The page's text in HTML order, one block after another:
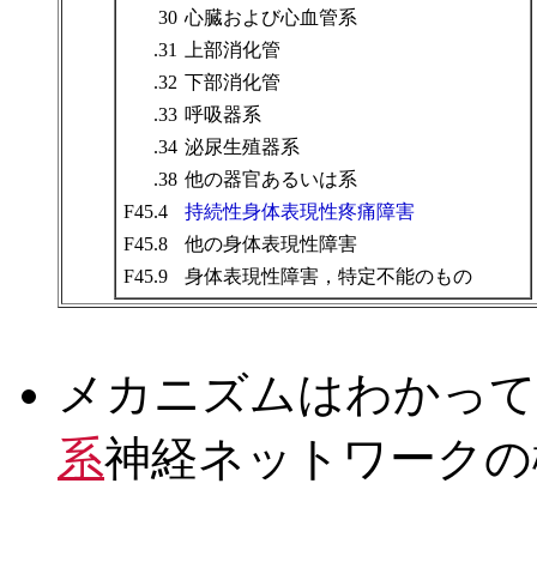
30 心臓および心血管系
.31
上部消化管
.32 下部消化管
.33 呼吸器系
.34 泌尿生殖器系
.38 他の器官あるいは系
F45.4
持続性身体表現性疼痛障害
F45.8
他の身体表現性障害
F45.9
身体表現性障害，特定不能のもの
メカニズムはわかっ
系神経ネットワーク